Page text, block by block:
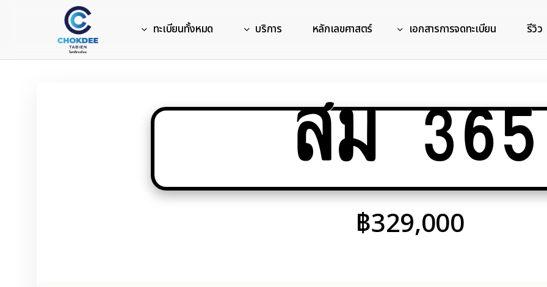
content
ทะเบียนทั้งหมด บริการ หลักเลขศาสตร์ เอกสารการจดทะเบียน รีวิว
สม 365
฿329,000